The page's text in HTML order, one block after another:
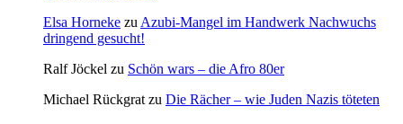
Elsa Horneke zu Azubi-Mangel im Handwerk Nachwuchs
dringend gesucht!
Ralf Jöckel zu Schön wars – die Afro 80er
Michael Rückgrat zu Die Rächer – wie Juden Nazis töteten